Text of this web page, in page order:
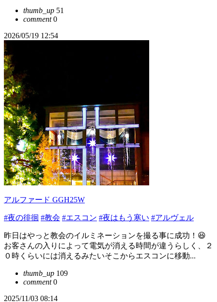
thumb_up 51
comment0
2026/05/19 12:54
アルファード GGH25W
#夜の徘徊 #教会 #エスコン #夜はもう寒い #アルヴェル
昨日はやっと教会のイルミネーションを撮る事に成功！😆
お客さんの入りによって電気が消える時間が違うらしく、２
０時くらいには消えるみたいそこからエスコンに移動...
thumb_up 109
comment0
2025/11/03 08:14